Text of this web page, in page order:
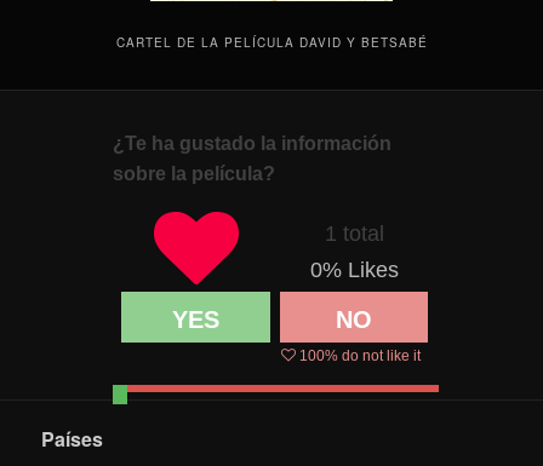
CARTEL DE LA PELÍCULA DAVID Y BETSABÉ
¿Te ha gustado la información
sobre la película?
1 total
0% Likes
YES NO
100% do not like it
Países